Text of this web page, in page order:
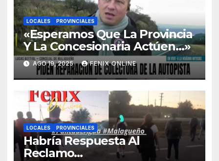
LOCALES PROVINCIALES
«Esperamos Que La Provincia
Y La Concesionaria Actúen…»
AGO 19, 2025 FENIX ONLINE
LOCALES PROVINCIALES
Habría Respuesta Al
Reclamo…